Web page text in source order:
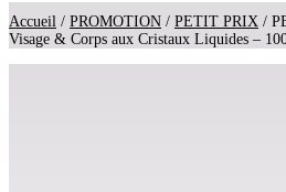
Accueil / PROMOTION / PETIT PRIX /
Visage & Corps aux Cristaux Liquides –